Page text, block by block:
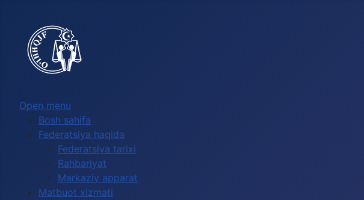
Open menu
Bosh sahifa
Federatsiya haqida
Federatsiya tarixi
Rahbariyat
Markaziy apparat
Matbuot xizmati